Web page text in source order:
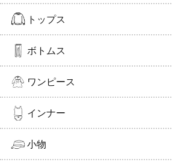
トップス
ボトムス
ワンピース
インナー
小物